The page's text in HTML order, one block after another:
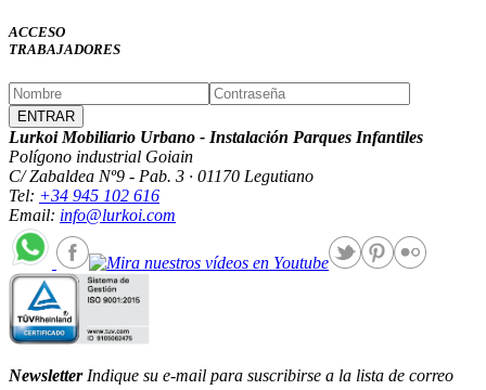
ACCESO
TRABAJADORES
Lurkoi Mobiliario Urbano - Instalación Parques Infantiles
Polígono industrial Goiain
C/ Zabaldea Nº9 - Pab. 3 · 01170 Legutiano
Tel: +34 945 102 616
Email: info@lurkoi.com
NewsletterIndique su e-mail para suscribirse a la lista de correo